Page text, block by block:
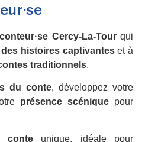
Cercy-La-Tourqui
histoires captivanteset à
traditionnels.
du conte, développez votre
présence scénique pour
conte unique, idéale pour